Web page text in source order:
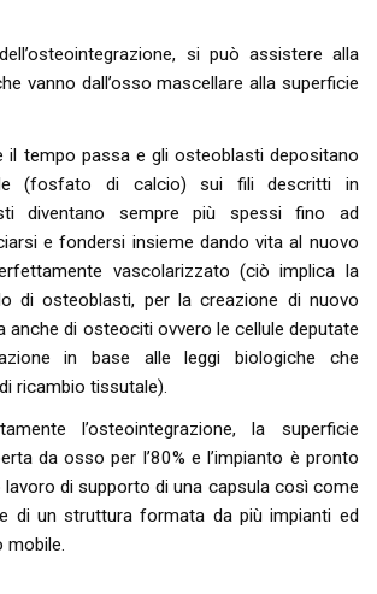
si può assistere alla
vanno dall’osso mascellare alla superficie
il tempo passa e gli osteoblasti depositano
(fosfato di calcio) sui fili descritti in
diventano sempre più spessi fino ad
e fondersi insieme dando vita al nuovo
vascolarizzato (ciò implica la
di osteoblasti, per la creazione di nuovo
anche di osteociti ovvero le cellule deputate
in base alle leggi biologiche che
ricambio tissutale).
l’osteointegrazione, la superficie
da osso per l’80% e l’impianto è pronto
lavoro di supporto di una capsula così come
di un struttura formata da più impianti ed
mobile.